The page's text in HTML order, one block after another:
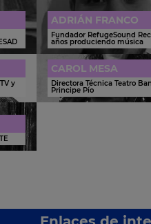
ADRIÁN FRANCO
Fundador RefugeSound
años produciendo música
y
CAROL MESA
Directora Técnica Teatro
Principe Pío